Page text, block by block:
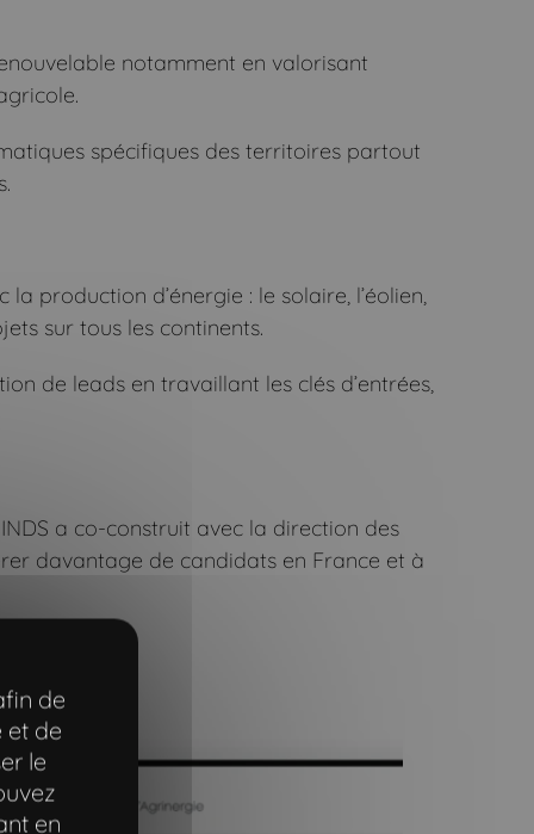
notamment en valorisant
spécifiques des territoires partout
production d’énergie : le solaire, l’éolien,
sur tous les continents.
de leads en travaillant les clés d’entrées,
a co-construit avec la direction des
davantage de candidats en France et à
de
et de
le
en